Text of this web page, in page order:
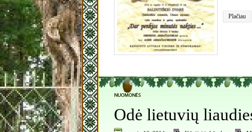
Plačiau
0
Odė lietuvių